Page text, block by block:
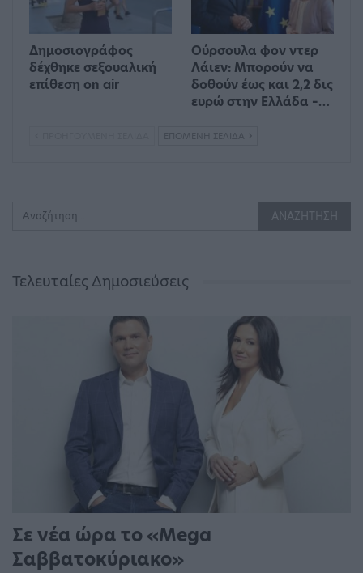
Δημοσιογράφος
δέχθηκε σεξουαλική
επίθεση on air
Ούρσουλα φον ντερ
Λάιεν: Μπορούν να
δοθούν έως και 2,2 δις
ευρώ στην Ελλάδα –…
ΕΠΌΜΕΝΗ ΣΕΛΊΔΑ
Τελευταίες Δημοσιεύσεις
Σε νέα ώρα το «Mega
Σαββατοκύριακο»